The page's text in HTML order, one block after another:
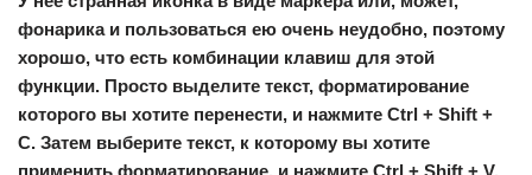
фонарика и пользоваться ею очень неудобно, поэтому
хорошо, что есть комбинации клавиш для этой
функции. Просто выделите текст, форматирование
которого вы хотите перенести, и нажмите Ctrl + Shift +
C. Затем выберите текст, к которому вы хотите